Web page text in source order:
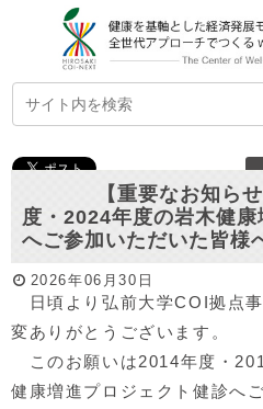
【重要なお知ら
度・2024年度の岩木健
へご参加いただいた皆様
2026年06月30日
日頃より弘前大学COI拠点
変ありがとうございます。
このお願いは2014年度・
健康増進プロジェクト健診へ